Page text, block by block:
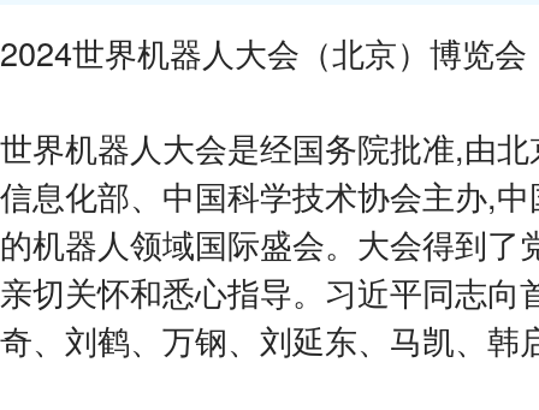
2024世界机器人大会（北京）博览会
世界机器人大会是经国务院批准,由
信息化部、中国科学技术协会主办,
的机器人领域国际盛会。大会得到了
亲切关怀和悉心指导。习近平同志向
奇、刘鹤、万钢、刘延东、马凯、韩